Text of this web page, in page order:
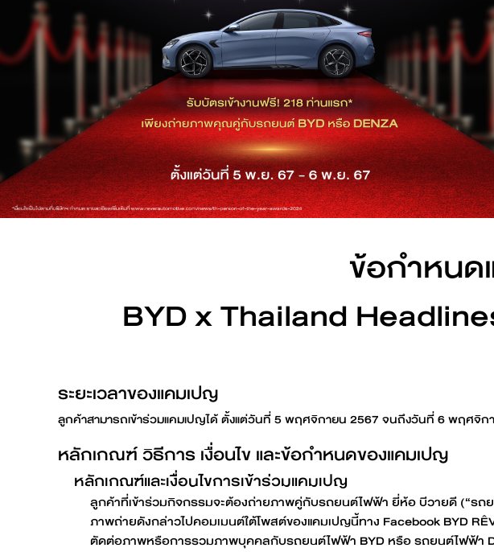
ดูเพิ่มเติม
BYD SEALION 7 BYD M6
คำนวณค่าไฟรถ EV
คำนวณค่าไฟรถ EV
ข้อกำหนด
BYD x Thailand
ระยะเวลาของแคมเปญ
ลูกค้าสามารถเข้าร่วมแคมเปญได้ ตั้งแต่วันที่ 5 พฤศจิกายน 2567 จนถึงวันที่ 6 พฤศจิกา
หลักเกณฑ์ วิธีการ เงื่อนไข และข้อกำหนดของแคมเปญ
หลักเกณฑ์และเงื่อนไขการเข้าร่วมแคมเปญ
ลูกค้าที่เข้าร่วมกิจกรรมจะต้องถ่ายภาพคู่กับรถยนต์ไฟฟ้า ยี่ห้อ บีวายดี (“รถ
ภาพถ่ายดังกล่าวไปคอมเมนต์ใต้โพสต์ของแคมเปญนี้ทาง Facebook BYD
ตัดต่อภาพหรือการรวมภาพบุคคลกับรถยนต์ไฟฟ้า BYD หรือ รถยนต์ไฟฟ้า